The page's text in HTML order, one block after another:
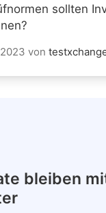
sollten
von
bleiben